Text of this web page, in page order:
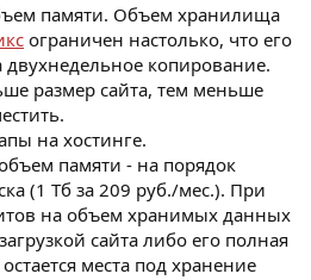
памяти. Объем хранилища
ограничен настолько, что его
двухнедельное копирование.
размер сайта, тем меньше
на хостинге.
памяти - на порядок
(1 Тб за 209 руб./мес.). При
на объем хранимых данных
сайта либо его полная
места под хранение